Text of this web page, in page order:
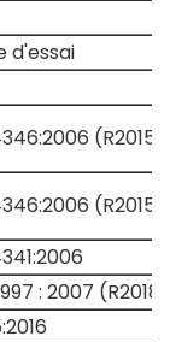
d'essai
(R2015)
(R2015)
: 2007 (R2018)